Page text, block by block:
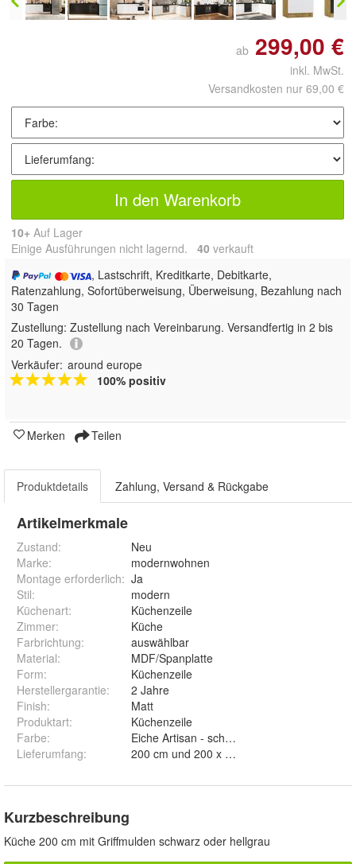
ab 299,00 €
inkl. MwSt.
Versandkosten nur 69,00 €
In den Warenkorb
10+ Auf Lager
Einige Ausführungen nicht lagernd. 40 verkauft
, Lastschrift, Kreditkarte, Debitkarte,
Ratenzahlung, Sofortüberweisung, Überweisung, Bezahlung nach
30 Tagen
Zustellung: Zustellung nach Vereinbarung. Versandfertig in 2 bis
20 Tagen.
Verkäufer: around europe
100% positiv
Merken Teilen
Produktdetails Zahlung, Versand & Rückgabe
Artikelmerkmale
Zustand:
Neu
Marke:
modernwohnen
Montage erforderlich: Ja
Stil:
modern
Küchenart:
Küchenzeile
Zimmer:
Küche
Farbrichtung:
auswählbar
Material:
MDF/Spanplatte
Form:
Küchenzeile
Herstellergarantie:
2 Jahre
Finish:
Matt
Produktart:
Küchenzeile
Farbe:
Lieferumfang: 200 cm und 200 x 260 cm
Kurzbeschreibung
Küche 200 cm mit Griffmulden schwarz oder hellgrau